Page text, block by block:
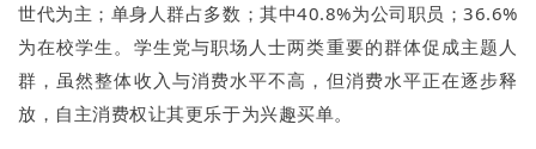
世代为主；单身人群占多数；其中40.8%为公司职员；36.6%
为在校学生。学生党与职场人士两类重要的群体促成主题人
群，虽然整体收入与消费水平不高，但消费水平正在逐步释
放，自主消费权让其更乐于为兴趣买单。